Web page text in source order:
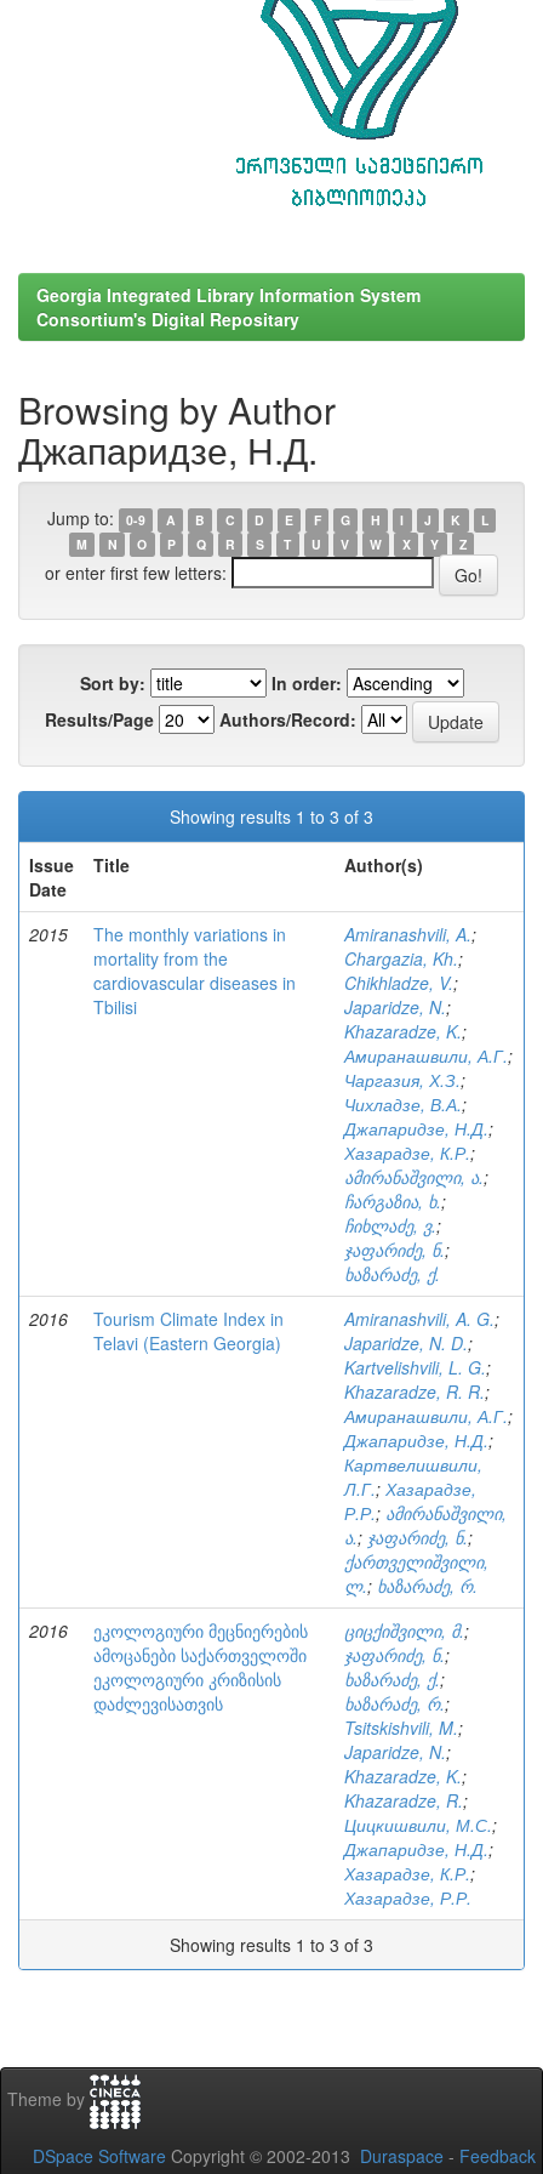
Georgia Integrated Library Information System
Consortium's Digital Repositary
Browsing by Author
Джапаридзе, Н.Д.
Jump to: 0-9 A B C D E F G H I J K
L
M
N O P Q R S T U V W X Y Z
or enter first few letters:
Sort by:
In order:
Results/Page
Authors/Record:
Showing results 1 to 3 of 3
Issue
Date
Title Author(s)
2015
The monthly variations in
mortality from the
cardiovascular diseases in
Tbilisi
Amiranashvili, A.;
Chargazia, Kh.;
Chikhladze, V.;
Japaridze, N.;
Khazaradze, K.;
Амиранашвили, А.Г.;
Чаргазия, Х.З.;
Чихладзе, В.А.;
Джапаридзе, Н.Д.;
Хазарадзе, К.Р.;
ამირანაშვილი, ა.;
ჩარგაზია, ხ.;
ჩიხლაძე, ვ.;
ჯაფარიძე, ნ.;
ხაზარაძე, ქ.
2016
Tourism Climate Index in
Telavi (Eastern Georgia)
Amiranashvili, A. G.;
Japaridze, N. D.;
Kartvelishvili, L. G.;
Khazaradze, R. R.;
Амиранашвили, А.Г.;
Джапаридзе, Н.Д.;
Картвелишвили,
Л.Г.; Хазарадзе,
Р.Р.; ამირანაშვილი,
ა.; ჯაფარიძე, ნ.;
ქართველიშვილი,
ლ.; ხაზარაძე, რ.
2016
ეკოლოგიური მეცნიერების
ამოცანები საქართველოში
ეკოლოგიური კრიზისის
დაძლევისათვის
ციცქიშვილი, მ.;
ჯაფარიძე, ნ.;
ხაზარაძე, ქ.;
ხაზარაძე, რ.;
Tsitskishvili, M.;
Japaridze, N.;
Khazaradze, K.;
Khazaradze, R.;
Цицкишвили, М.С.;
Джапаридзе, Н.Д.;
Хазарадзе, К.Р.;
Хазарадзе, Р.Р.
Showing results 1 to 3 of 3
Theme by
DSpace Software Copyright © 2002-2013 Duraspace - Feedback